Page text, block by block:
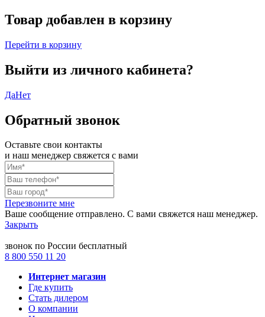
Товар добавлен в корзину
Перейти в корзину
Выйти из личного кабинета?
ДаНет
Обратный звонок
Оставьте свои контакты
и наш менеджер свяжется с вами
Перезвоните мне
Ваше сообщение отправлено. С вами свяжется наш менеджер.
Закрыть
звонок по России бесплатный
8 800 550 11 20
Интернет магазин
Где купить
Стать дилером
О компании